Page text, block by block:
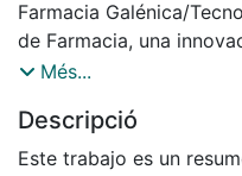
Farmacia Galénica/
de Farmacia, una
implementar la
responsabilidad,
dispensada en un
Més...
Descripció
Este trabajo es un